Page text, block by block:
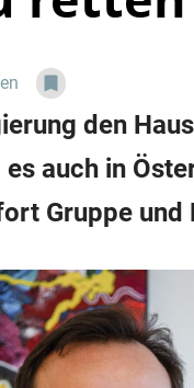
den
auch in
Gruppe